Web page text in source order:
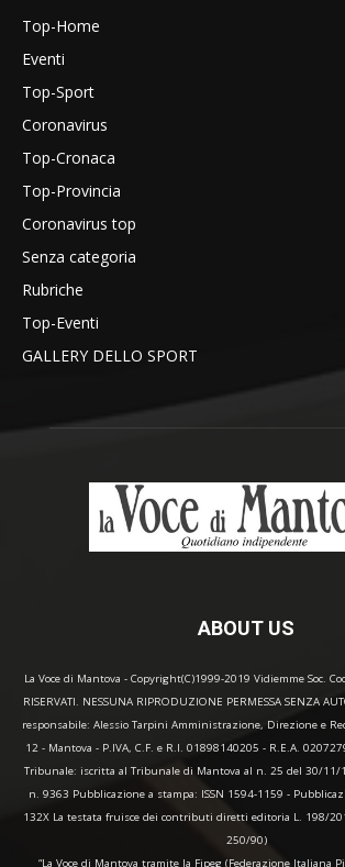
Top-Home
Eventi
Top-Sport
Coronavirus
Top-Cronaca
Top-Provincia
Coronavirus top
Senza categoria
Rubriche
Top-Eventi
GALLERY DELLO SPORT
ABOUT US
La Voce di Mantova - Copyright(C)1999-2019 Vidiemme Soc.
RISERVATI. NESSUNA RIPRODUZIONE PERMESSA SENZA
responsabile: Alessio Tarpini Amministrazione, Direzione e
12 - Mantova - P.IVA, C.F. e R.I. 01898140205 - R.E.A.
Tribunale: iscritta al Tribunale di Mantova al n. 25 del 30/11/
n. 9363 Pubblicazione a stampa: ISSN 1594-1159 -
132X La testata fruisce dei contributi diretti editoria L. 198/
250/90)
“La Voce di Mantova tramite la Fipeg (Federazione Italiana